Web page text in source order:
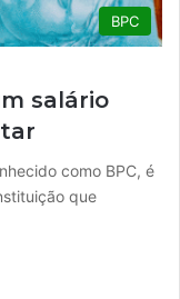
BPC
salário
como BPC, é
que